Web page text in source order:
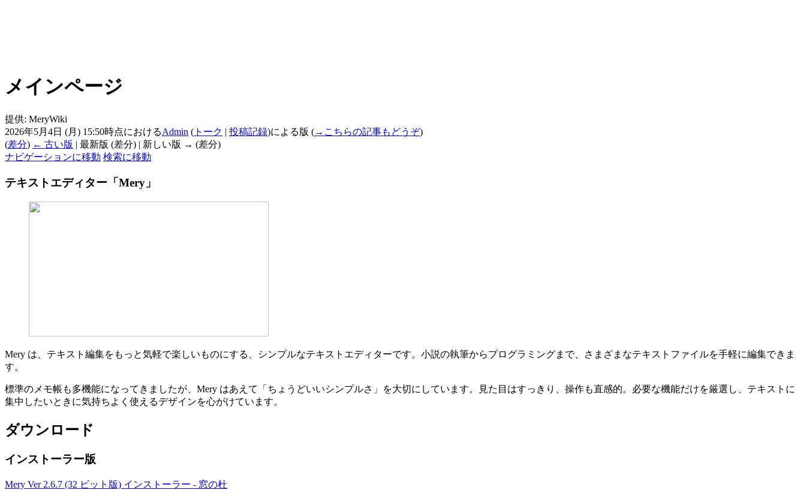
メインページ
提供: MeryWiki
2026年5月4日 (月) 15:50時点におけるAdmin ( トーク | 投稿記録)による版 (→ こちらの記事もどうぞ)
(差分) ← 古い版 | 最新版 (差分) | 新しい版 → (差分)
ナビゲーションに移動 検索に移動
テキストエディター「Mery」
Mery は、テキスト編集をもっと気軽で楽しいものにする、シンプルなテキストエディターです。小説の執筆からプログラミングまで、さまざまなテキストファイルを手軽に編集できま
す。
標準のメモ帳も多機能になってきましたが、Mery はあえて「ちょうどいいシンプルさ」を大切にしています。見た目はすっきり、操作も直感的。必要な機能だけを厳選し、テキストに
集中したいときに気持ちよく使えるデザインを心がけています。
ダウンロード
インストーラー版
Mery Ver 2.6.7 (32 ビット版) インストーラー - 窓の杜